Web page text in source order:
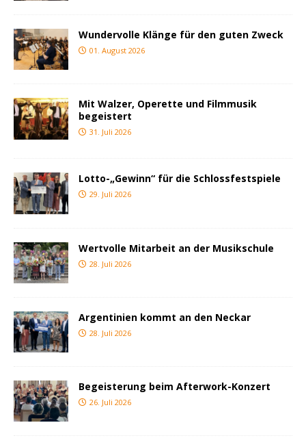
Wundervolle Klänge für den guten Zweck
01. August 2026
Mit Walzer, Operette und Filmmusik
begeistert
31. Juli 2026
Lotto-„Gewinn“ für die Schlossfestspiele
29. Juli 2026
Wertvolle Mitarbeit an der Musikschule
28. Juli 2026
Argentinien kommt an den Neckar
28. Juli 2026
Begeisterung beim Afterwork-Konzert
26. Juli 2026